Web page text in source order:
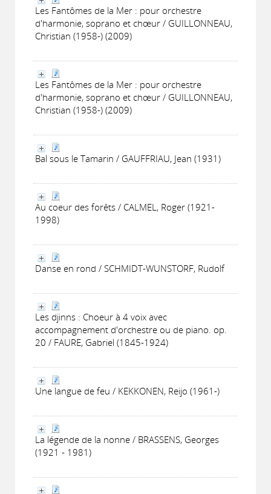
Les Fantômes de la Mer : pour orchestre
d'harmonie, soprano et chœur / GUILLONNEAU,
Christian (1958-) (2009)
Les Fantômes de la Mer : pour orchestre
d'harmonie, soprano et chœur / GUILLONNEAU,
Christian (1958-) (2009)
Bal sous le Tamarin / GAUFFRIAU, Jean (1931)
Au coeur des forêts / CALMEL, Roger (1921-
1998)
Danse en rond / SCHMIDT-WUNSTORF, Rudolf
Les djinns : Choeur à 4 voix avec
accompagnement d'orchestre ou de piano. op.
20 / FAURE, Gabriel (1845-1924)
Une langue de feu / KEKKONEN, Reijo (1961-)
La légende de la nonne / BRASSENS, Georges
(1921 - 1981)